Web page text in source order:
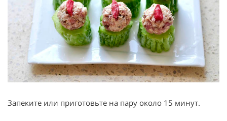
Запеките или приготовьте на пару около 15 минут.